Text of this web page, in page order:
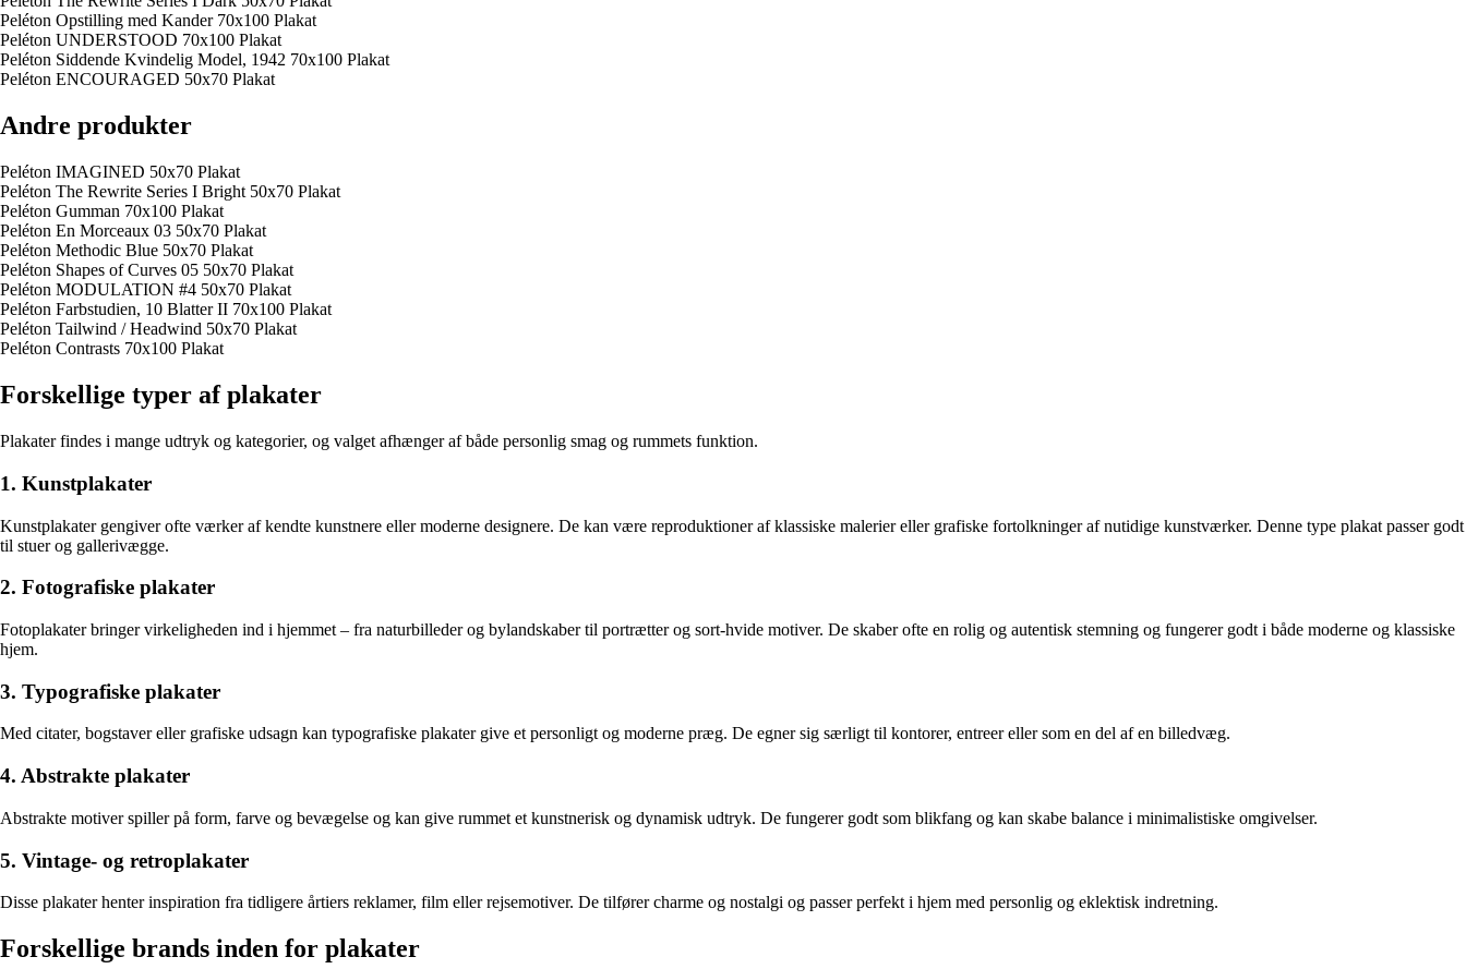
Peléton Opstilling med Kander 70x100 Plakat
Peléton UNDERSTOOD 70x100 Plakat
Peléton Siddende Kvindelig Model, 1942 70x100 Plakat
Peléton ENCOURAGED 50x70 Plakat
Andre produkter
Peléton IMAGINED 50x70 Plakat
Peléton The Rewrite Series I Bright 50x70 Plakat
Peléton Gumman 70x100 Plakat
Peléton En Morceaux 03 50x70 Plakat
Peléton Methodic Blue 50x70 Plakat
Peléton Shapes of Curves 05 50x70 Plakat
Peléton MODULATION #4 50x70 Plakat
Peléton Farbstudien, 10 Blatter II 70x100 Plakat
Peléton Tailwind / Headwind 50x70 Plakat
Peléton Contrasts 70x100 Plakat
Forskellige typer af plakater
Plakater findes i mange udtryk og kategorier, og valget afhænger af både personlig smag og rummets funktion.
1. Kunstplakater
Kunstplakater gengiver ofte værker af kendte kunstnere eller moderne designere. De kan være reproduktioner af klassiske malerier eller grafiske fortolkninger af nutidige kunstværker. Denne type plakat passer godt
til stuer og gallerivægge.
2. Fotografiske plakater
Fotoplakater bringer virkeligheden ind i hjemmet – fra naturbilleder og bylandskaber til portrætter og sort-hvide motiver. De skaber ofte en rolig og autentisk stemning og fungerer godt i både moderne og klassiske
hjem.
3. Typografiske plakater
Med citater, bogstaver eller grafiske udsagn kan typografiske plakater give et personligt og moderne præg. De egner sig særligt til kontorer, entreer eller som en del af en billedvæg.
4. Abstrakte plakater
Abstrakte motiver spiller på form, farve og bevægelse og kan give rummet et kunstnerisk og dynamisk udtryk. De fungerer godt som blikfang og kan skabe balance i minimalistiske omgivelser.
5. Vintage- og retroplakater
Disse plakater henter inspiration fra tidligere årtiers reklamer, film eller rejsemotiver. De tilfører charme og nostalgi og passer perfekt i hjem med personlig og eklektisk indretning.
Forskellige brands inden for plakater